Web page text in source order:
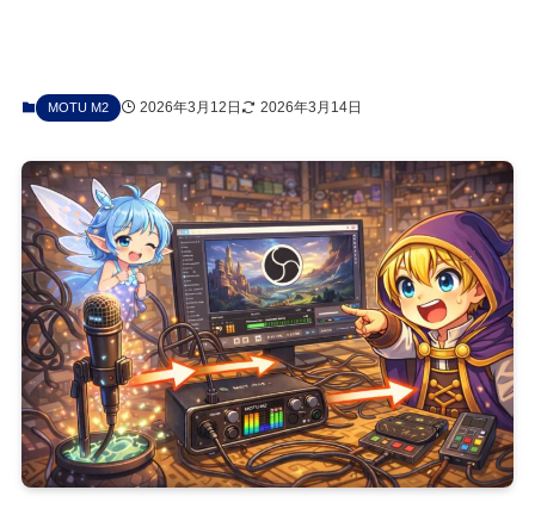
MOTU M2 2026年3月12日 2026年3月14日